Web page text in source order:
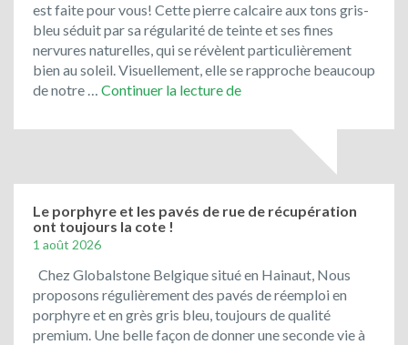
est faite pour vous! Cette pierre calcaire aux tons gris-
bleu séduit par sa régularité de teinte et ses fines
nervures naturelles, qui se révèlent particulièrement
bien au soleil. Visuellement, elle se rapproche beaucoup
de notre … Continuer la lecture deToujours
promotion
bleu
du
Le porphyre et les pavés de rue de récupération
ont toujours la cote !
1 août 2026
Chez Globalstone Belgique situé en Hainaut, Nous
proposons régulièrement des pavés de réemploi en
porphyre et en grès gris bleu, toujours de qualité
premium. Une belle façon de donner une seconde vie à